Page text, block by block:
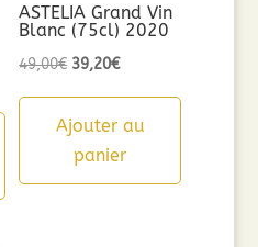
ASTELIA Grand Vin
Blanc (75cl) 2020
49,00€ Le
initial
était :
39,20€Le
actuel
est :
Ajouter au
panier